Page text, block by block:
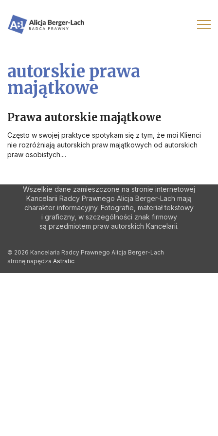
autorskie prawa
majątkowe
Prawa autorskie majątkowe
Często w swojej praktyce spotykam się z tym, że moi Klienci
nie rozróżniają autorskich praw majątkowych od autorskich
praw osobistych....
Wszelkie dane zamieszczone na stronie internetowej
Kancelarii Radcy Prawnego Alicja Berger-Lach mają
charakter informacyjny. Fotografie, materiał tekstowy
i graficzny, w szczególności znak firmowy
są przedmiotem praw autorskich Kancelarii.
© 2026 Kancelaria Radcy Prawnego Alicja Berger-Lach
stronę napędza Astratic